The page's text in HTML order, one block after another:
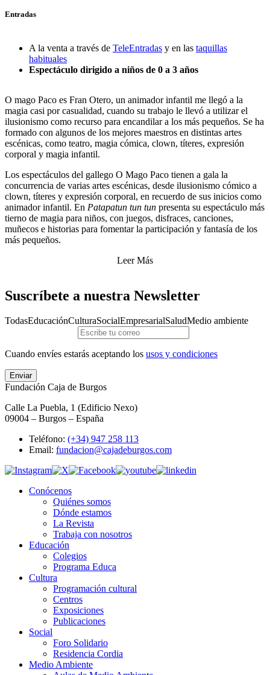
Entradas
A la venta a través de TeleEntradas y en las taquillas
habituales
Espectáculo dirigido a niños de 0 a 3 años
O mago Paco es Fran Otero, un animador infantil me llegó a la
magia casi por casualidad, cuando su trabajo le llevó a utilizar el
ilusionismo como recurso para encandilar a los más pequeños. Se ha
formado con algunos de los mejores maestros en distintas artes
escénicas, como teatro, magia cómica, clown, títeres, expresión
corporal y magia infantil.
Los espectáculos del gallego O Mago Paco tienen a gala la
concurrencia de varias artes escénicas, desde ilusionismo cómico a
clown, títeres y expresión corporal, en recuerdo de sus inicios como
animador infantil. En Patapatun tun tun presenta su espectáculo más
tierno de magia para niños, con juegos, disfraces, canciones,
muñecos e historias para fomentar la participación y fantasía de los
más pequeños.
Leer Más
Suscríbete a nuestra Newsletter
TodasEducaciónCulturaSocialEmpresarialSaludMedio ambiente
Cuando envíes estarás aceptando los usos y condiciones
Enviar
Fundación Caja de Burgos
Calle La Puebla, 1 (Edificio Nexo)
09004 – Burgos – España
Teléfono: (+34) 947 258 113
Email: fundacion@cajadeburgos.com
Conócenos
Quiénes somos
Dónde estamos
La Revista
Trabaja con nosotros
Educación
Colegios
Programa Educa
Cultura
Programación cultural
Centros
Exposiciones
Publicaciones
Social
Foro Solidario
Residencia Cordia
Medio Ambiente